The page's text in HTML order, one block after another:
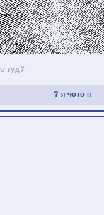
туд?
? я чото п